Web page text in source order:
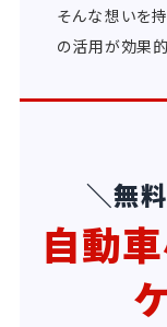
そんな想いを
の活用が効果的
＼無料
自動